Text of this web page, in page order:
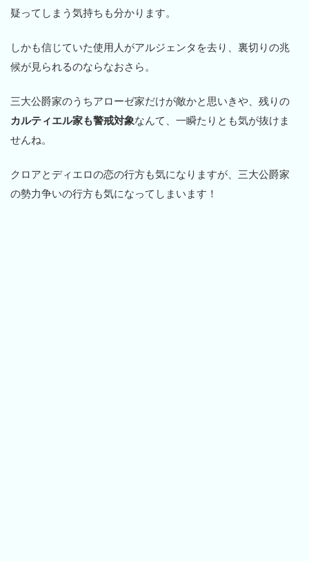
疑ってしまう気持ちも分かります。
しかも信じていた使用人がアルジェンタを去り、裏切りの兆
候が見られるのならなおさら。
三大公爵家のうちアローゼ家だけが敵かと思いきや、残りの
カルティエル家も警戒対象なんて、一瞬たりとも気が抜けま
せんね。
クロアとディエロの恋の行方も気になりますが、三大公爵家
の勢力争いの行方も気になってしまいます！